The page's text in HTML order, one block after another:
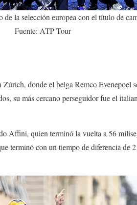
de la selección europea con el título de
Fuente: ATP Tour
donde el belga Remco Evenepoel
su más cercano perseguidor fue el
Affini, quien terminó la vuelta a 56
terminó con un tiempo de diferencia de